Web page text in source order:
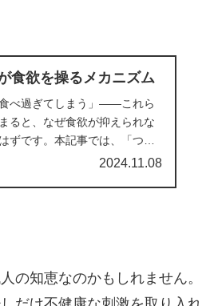
食欲を操るメカニズム
食べ過ぎてしまう」――これら
ると、なぜ食欲が抑えられな
ずです。本記事では、「つい
2024.11.08
の知恵なのかもしれません。